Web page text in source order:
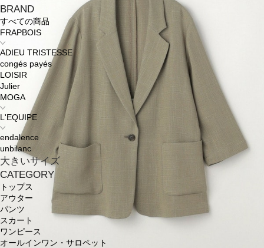
BRAND
すべての商品
FRAPBOIS
ADIEU TRISTESSE
congés payés
LOISIR
Julier
MOGA
L'EQUIPE
endalence
unbilanc
大きいサイズ
CATEGORY
トップス
アウター
パンツ
スカート
ワンピース
オールインワン・サロペット